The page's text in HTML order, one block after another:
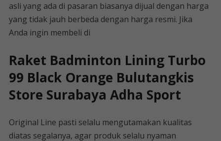
asli yang ada di pasaran biasanya dijual dengan harga
yang tidak jauh berbeda dengan harga resmi. Jika
Anda ingin membeli di
Raket Badminton Lining Turbo
99 Black Orange Bulutangkis
Store Surabaya Adha Sport
Original Line pasti selalu mengutamakan kualitas
diatas segalanya, agar produk selalu nyaman